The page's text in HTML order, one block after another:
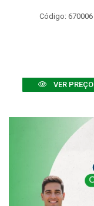
Código: 670006
VER PREÇO